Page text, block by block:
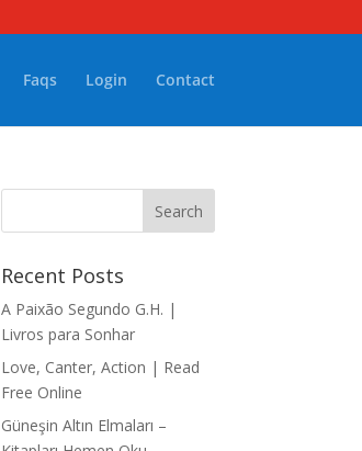
Faqs Login Contact
Recent Posts
A Paixão Segundo G.H. |
Livros para Sonhar
Love, Canter, Action | Read
Free Online
Güneşin Altın Elmaları –